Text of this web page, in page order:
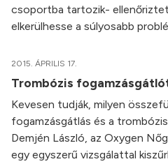
csoportba tartozik-
elkerülhesse a súlyosabb
2015. ÁPRILIS 17.
Trombózis
Kevesen tudják, milyen
fogamzásgátlás és a
Demjén László, az Oxygen
egy egyszerű vizsgálattal